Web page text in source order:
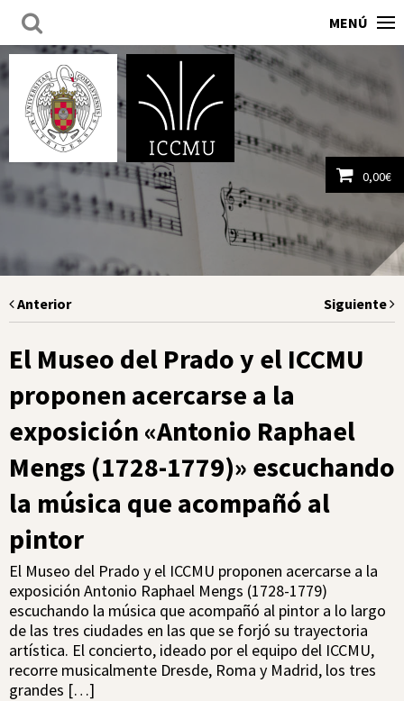
MENÚ
0,00€
Ver carrito
Anterior Siguiente
El Museo del Prado y el ICCMU
proponen acercarse a la
exposición «Antonio Raphael
Mengs (1728-1779)» escuchando
la música que acompañó al
pintor
El Museo del Prado y el ICCMU proponen acercarse a la
exposición Antonio Raphael Mengs (1728-1779)
escuchando la música que acompañó al pintor a lo largo
de las tres ciudades en las que se forjó su trayectoria
artística. El concierto, ideado por el equipo del ICCMU,
recorre musicalmente Dresde, Roma y Madrid, los tres
grandes […]